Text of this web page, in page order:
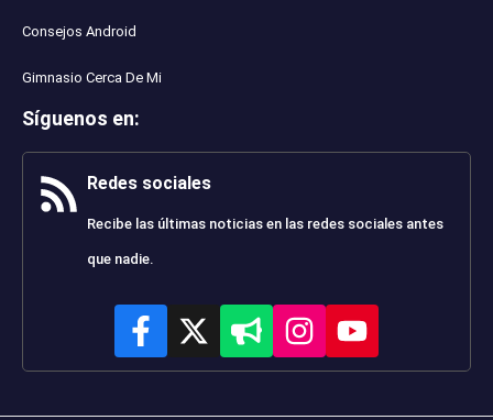
Consejos Android
Gimnasio Cerca De Mi
Síguenos en:
Redes sociales
Recibe las últimas noticias en las redes sociales antes
que nadie.